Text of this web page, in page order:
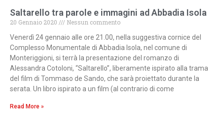
Saltarello tra parole e immagini ad Abbadia Isola
20 Gennaio 2020
Nessun commento
Venerdì 24 gennaio alle ore 21.00, nella suggestiva cornice del
Complesso Monumentale di Abbadia Isola, nel comune di
Monteriggioni, si terrà la presentazione del romanzo di
Alessandra Cotoloni, “Saltarello”, liberamente ispirato alla trama
del film di Tommaso de Sando, che sarà proiettato durante la
serata. Un libro ispirato a un film (al contrario di come
Read More »